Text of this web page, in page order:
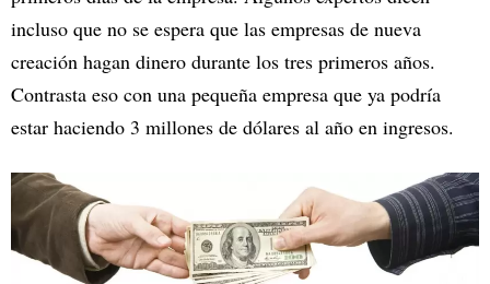
incluso que no se espera que las empresas de nueva
creación hagan dinero durante los tres primeros años.
Contrasta eso con una pequeña empresa que ya podría
estar haciendo 3 millones de dólares al año en ingresos.